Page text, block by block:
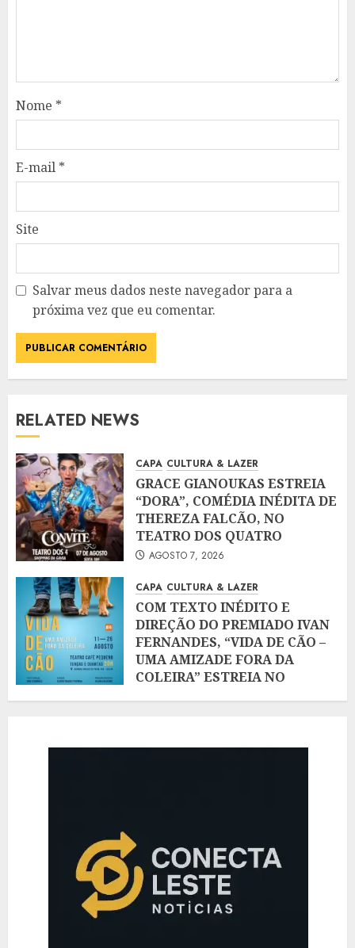
Nome *
E-mail *
Site
Salvar meus dados neste navegador para a
próxima vez que eu comentar.
RELATED NEWS
CAPA CULTURA & LAZER
GRACE GIANOUKAS ESTREIA
“DORA”, COMÉDIA INÉDITA DE
THEREZA FALCÃO, NO
TEATRO DOS QUATRO
AGOSTO 7, 2026
CAPA CULTURA & LAZER
COM TEXTO INÉDITO E
DIREÇÃO DO PREMIADO IVAN
FERNANDES, “VIDA DE CÃO –
UMA AMIZADE FORA DA
COLEIRA” ESTREIA NO